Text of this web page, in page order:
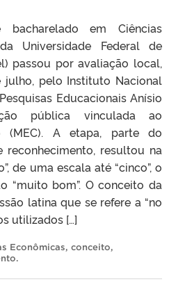
em Ciências
Universidade Federal de
passou por avaliação local,
julho, pelo Instituto Nacional
Educacionais Anísio
pública vinculada ao
(MEC). A etapa, parte do
reconhecimento, resultou na
de uma escala até “cinco”, o
“muito bom”. O conceito da
latina que se refere a “no
utilizados […]
Econômicas, conceito,
.